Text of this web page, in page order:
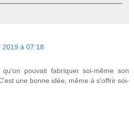
2019 à 07:18
pouvait fabriquer soi-même son
une bonne idée, même à s'offrir soi-